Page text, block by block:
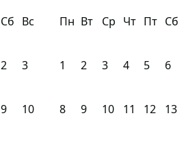
Сб Вс
2 3
9 10
Пн Вт Ср Чт Пт Сб
1 2 3 4 5 6
8 9 10 11 12 13